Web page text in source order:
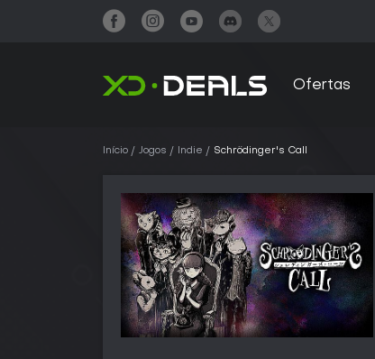
Ofertas
Início Jogos Indie Schrödinger's Call